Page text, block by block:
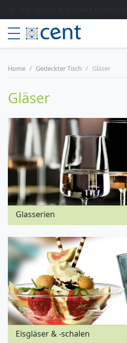
Lieferung nur 1-2 Werktage
Top Service & schnelle Lieferung
Home Gedeckter Tisch Gläser
Gläser
Glasserien
Eisgläser & -schalen